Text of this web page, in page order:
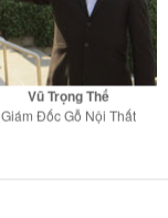
Vũ Trọng Thế
Giám Đốc Gỗ Nội Thất